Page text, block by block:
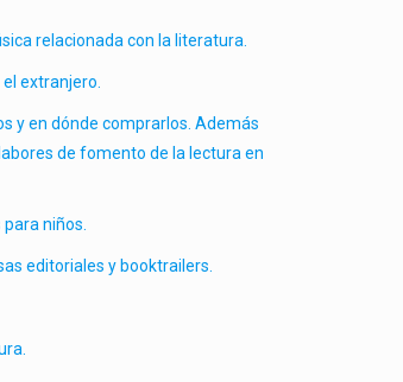
relacionada con la literatura.
extranjero.
y en dónde comprarlos. Además
de fomento de la lectura en
niños.
editoriales y booktrailers.